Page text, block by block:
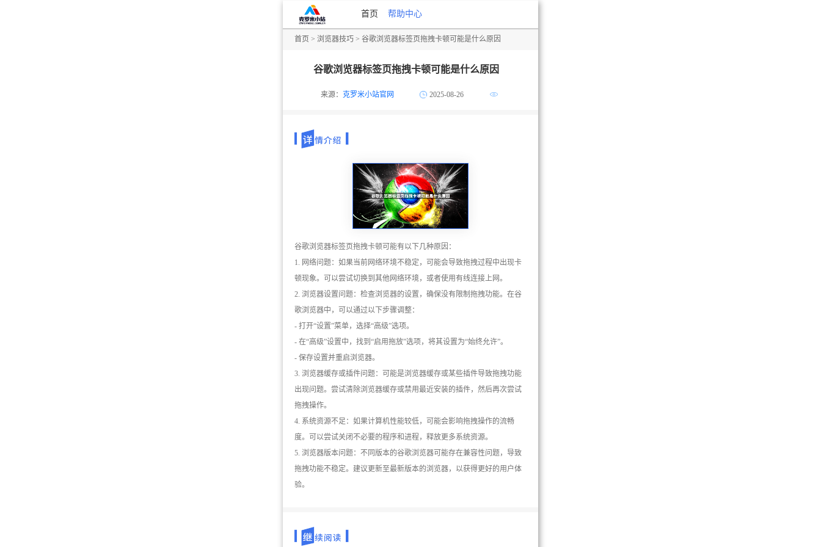
首页 帮助中心
首页 > 浏览器技巧 > 谷歌浏览器标签页拖拽卡顿可能是什么原因
谷歌浏览器标签页拖拽卡顿可能是什么原因
来源： 克罗米小站官网 2025-08-26
谷歌浏览器标签页拖拽卡顿可能有以下几种原因：
1. 网络问题：如果当前网络环境不稳定，可能会导致拖拽过程中出现卡
顿现象。可以尝试切换到其他网络环境，或者使用有线连接上网。
2. 浏览器设置问题：检查浏览器的设置，确保没有限制拖拽功能。在谷
歌浏览器中，可以通过以下步骤调整：
- 打开“设置”菜单，选择“高级”选项。
- 在“高级”设置中，找到“启用拖放”选项，将其设置为“始终允许”。
- 保存设置并重启浏览器。
3. 浏览器缓存或插件问题：可能是浏览器缓存或某些插件导致拖拽功能
出现问题。尝试清除浏览器缓存或禁用最近安装的插件，然后再次尝试
拖拽操作。
4. 系统资源不足：如果计算机性能较低，可能会影响拖拽操作的流畅
度。可以尝试关闭不必要的程序和进程，释放更多系统资源。
5. 浏览器版本问题：不同版本的谷歌浏览器可能存在兼容性问题，导致
拖拽功能不稳定。建议更新至最新版本的浏览器，以获得更好的用户体
验。